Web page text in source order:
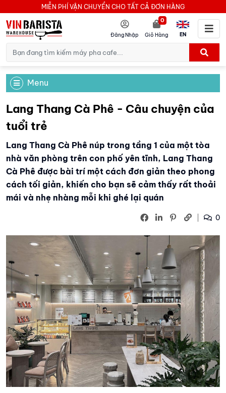
MIỄN PHÍ VẬN CHUYỂN CHO TẤT CẢ ĐƠN HÀNG
Đăng Nhập Giỏ Hàng
0
EN
Menu
Lang Thang Cà Phê - Câu chuyện của
tuổi trẻ
Lang Thang Cà Phê núp trong tầng 1 của một tòa
nhà văn phòng trên con phố yên tĩnh, Lang Thang
Cà Phê được bài trí một cách đơn giản theo phong
cách tối giản, khiến cho bạn sẽ cảm thấy rất thoải
mái và nhẹ nhàng mỗi khi ghé lại quán
0